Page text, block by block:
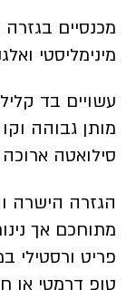
מכנסיים
מינימליסטי
עשויים בד קליל
מותן גבוהה
סילואטה ארוכה
הגזרה הישרה
מתוחכם אך
פריט
טופ דרמטי או